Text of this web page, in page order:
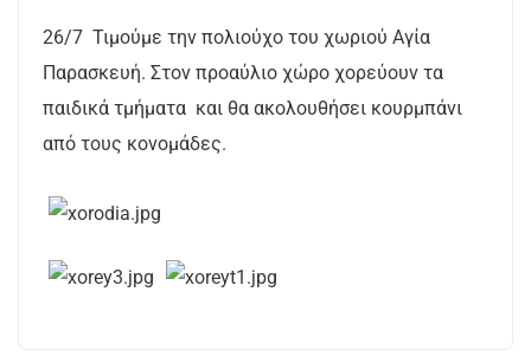
26/7 Τιμούμε την πολιούχο του χωριού Αγία
Παρασκευή. Στον προαύλιο χώρο χορεύουν τα
παιδικά τμήματα και θα ακολουθήσει κουρμπάνι
από τους κονομάδες.